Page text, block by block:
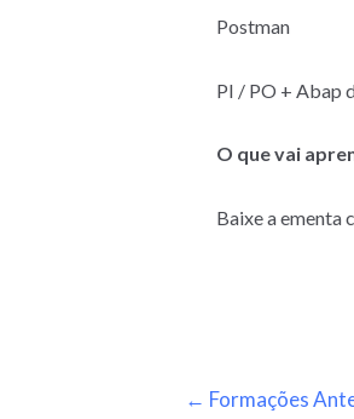
Postman
PI / PO + Abap
O que vai
Baixe a ementa
← Formações